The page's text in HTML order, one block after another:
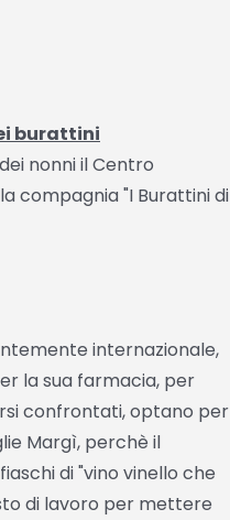
burattini
nonni il Centro
compagnia "I Burattini di
internazionale,
la sua farmacia, per
confrontati, optano per
Margì, perchè il
di "vino vinello che
di lavoro per mettere